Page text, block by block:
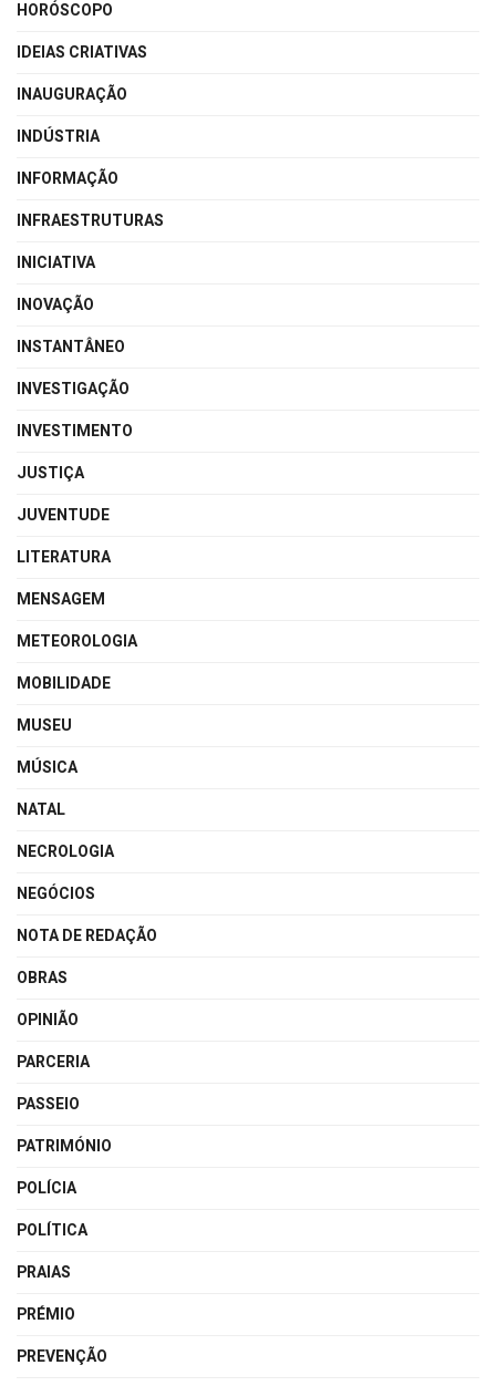
HORÓSCOPO
IDEIAS CRIATIVAS
INAUGURAÇÃO
INDÚSTRIA
INFORMAÇÃO
INFRAESTRUTURAS
INICIATIVA
INOVAÇÃO
INSTANTÂNEO
INVESTIGAÇÃO
INVESTIMENTO
JUSTIÇA
JUVENTUDE
LITERATURA
MENSAGEM
METEOROLOGIA
MOBILIDADE
MUSEU
MÚSICA
NATAL
NECROLOGIA
NEGÓCIOS
NOTA DE REDAÇÃO
OBRAS
OPINIÃO
PARCERIA
PASSEIO
PATRIMÓNIO
POLÍCIA
POLÍTICA
PRAIAS
PRÉMIO
PREVENÇÃO